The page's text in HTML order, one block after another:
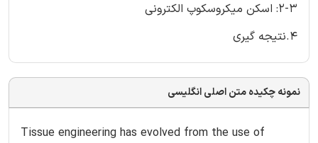
2-3: اسکن میکروسکوپ الکترونی
4.نتیجه گیری
نمونه چکیده متن اصلی انگلیسی
Tissue engineering has evolved from the use of